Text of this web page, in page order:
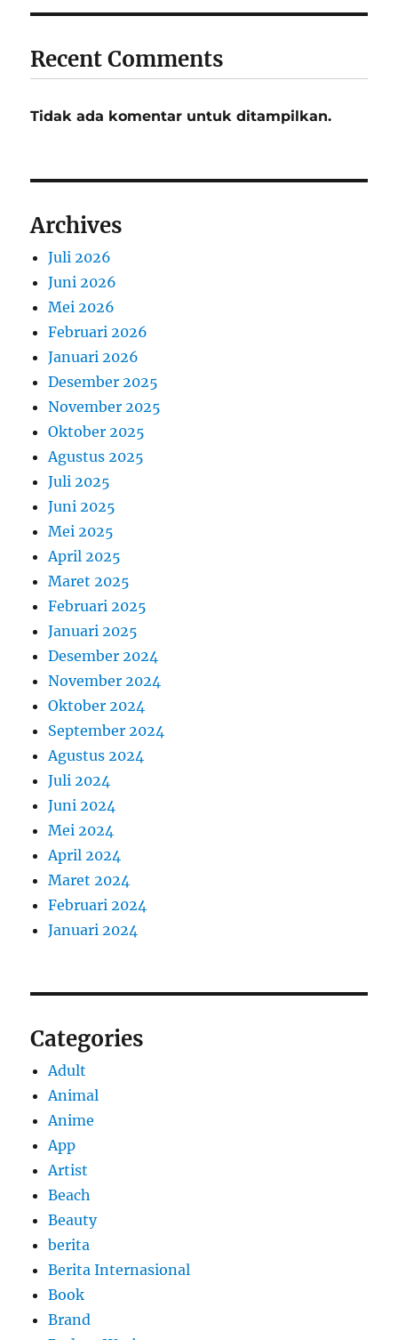
Recent Comments
Tidak ada komentar untuk ditampilkan.
Archives
Juli 2026
Juni 2026
Mei 2026
Februari 2026
Januari 2026
Desember 2025
November 2025
Oktober 2025
Agustus 2025
Juli 2025
Juni 2025
Mei 2025
April 2025
Maret 2025
Februari 2025
Januari 2025
Desember 2024
November 2024
Oktober 2024
September 2024
Agustus 2024
Juli 2024
Juni 2024
Mei 2024
April 2024
Maret 2024
Februari 2024
Januari 2024
Categories
Adult
Animal
Anime
App
Artist
Beach
Beauty
berita
Berita Internasional
Book
Brand